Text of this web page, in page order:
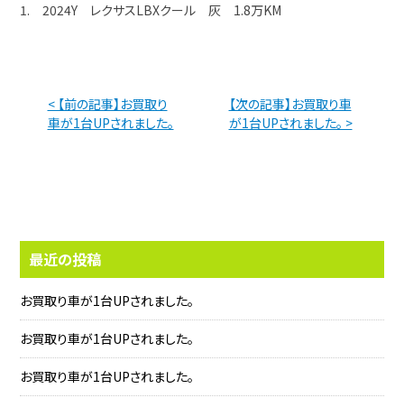
1. 2024Y レクサスLBXクール 灰 1.8万KM
< 【前の記事】お買取り
車が1台UPされました。
【次の記事】お買取り車
が1台UPされました。 >
最近の投稿
お買取り車が1台UPされました。
お買取り車が1台UPされました。
お買取り車が1台UPされました。